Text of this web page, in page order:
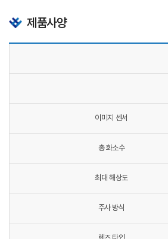
제품사양
이미지 센서
총 화소수
최대 해상도
주사 방식